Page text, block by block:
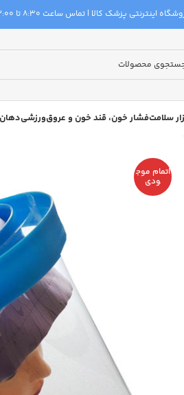
اینترنتی پزشک کالا | تماس ساعت 8:30 تا 22:00 حتی روزهای تعطیل:
سلامتفشار خون، قند خون و عروقورزشی
اتمام موج
ودی